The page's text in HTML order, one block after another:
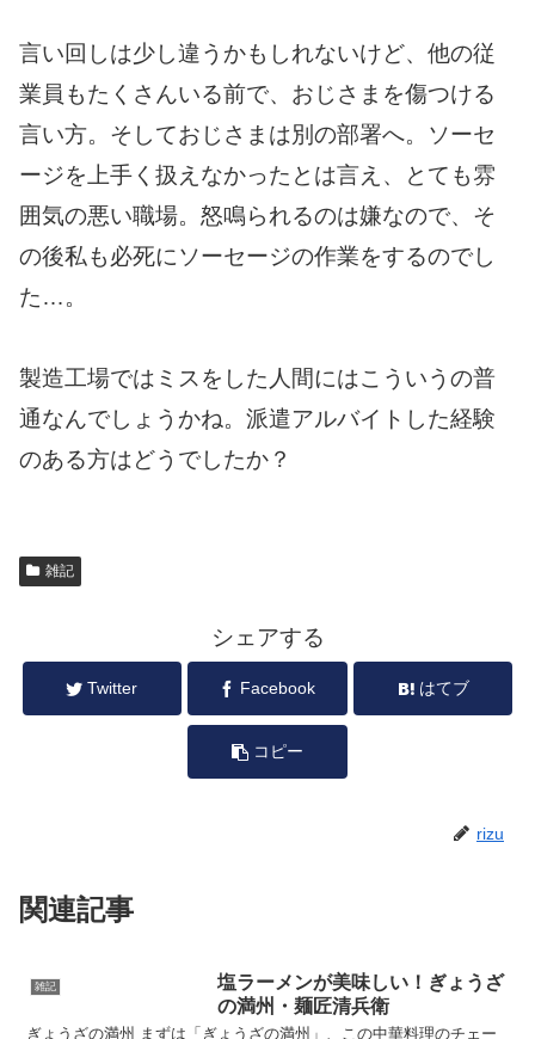
言い回しは少し違うかもしれないけど、他の従
業員もたくさんいる前で、おじさまを傷つける
言い方。そしておじさまは別の部署へ。ソーセ
ージを上手く扱えなかったとは言え、とても雰
囲気の悪い職場。怒鳴られるのは嫌なので、そ
の後私も必死にソーセージの作業をするのでし
た…。
製造工場ではミスをした人間にはこういうの普
通なんでしょうかね。派遣アルバイトした経験
のある方はどうでしたか？
雑記
シェアする
Twitter Facebook はてブ
コピー
rizu
関連記事
雑記
塩ラーメンが美味しい！ぎょうざ
の満州・麺匠清兵衛
ぎょうざの満州 まずは「ぎょうざの満州」、この中華料理のチェー